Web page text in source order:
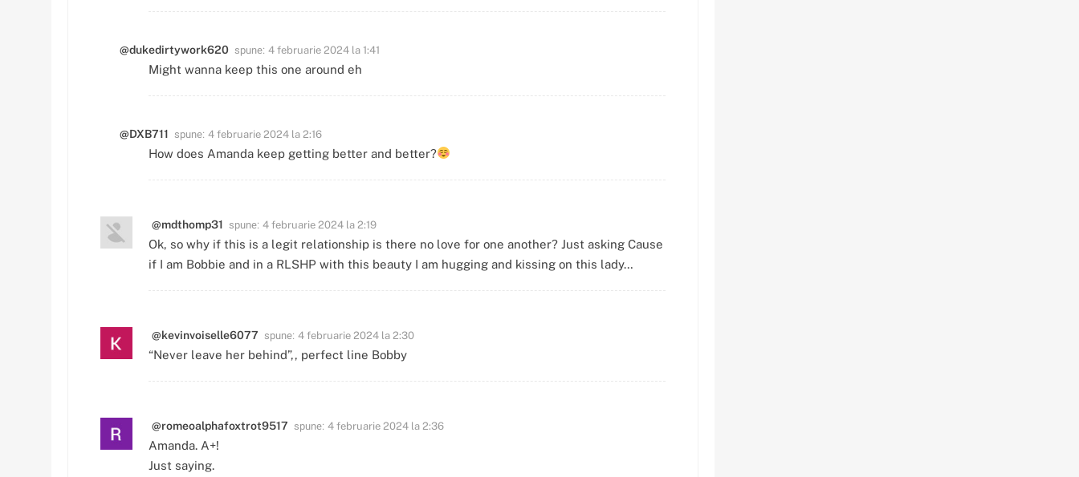
@dukedirtywork620 spune: 4 februarie 2024 la 1:41
Might wanna keep this one around eh
@DXB711 spune: 4 februarie 2024 la 2:16
How does Amanda keep getting better and better?
@mdthomp31 spune: 4 februarie 2024 la 2:19
Ok, so why if this is a legit relationship is there no love for one another? Just asking Cause
if I am Bobbie and in a RLSHP with this beauty I am hugging and kissing on this lady…
@kevinvoiselle6077 spune: 4 februarie 2024 la 2:30
“Never leave her behind”,, perfect line Bobby
@romeoalphafoxtrot9517 spune: 4 februarie 2024 la 2:36
Amanda. A+!
Just saying.